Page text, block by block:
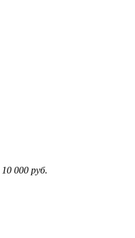
10 000 руб.